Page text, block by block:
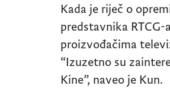
Kada je riječ o
predstavnika
proizvođačima
“Izuzetno su
Kine”, naveo je Kun.